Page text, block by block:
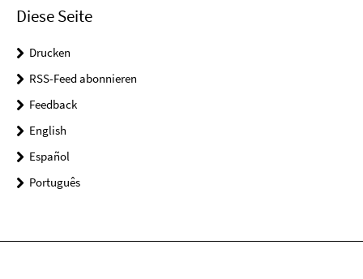
Diese Seite
Drucken
RSS-Feed abonnieren
Feedback
English
Español
Português